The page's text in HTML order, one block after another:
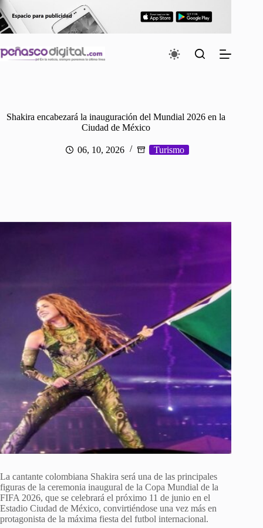
Saltar
al
contenido
Shakira encabezará la inauguración del Mundial 2026 en la
Ciudad de México
06, 10, 2026 Turismo
La cantante colombiana Shakira será una de las principales
figuras de la ceremonia inaugural de la Copa Mundial de la
FIFA 2026, que se celebrará el próximo 11 de junio en el
Estadio Ciudad de México, convirtiéndose una vez más en
protagonista de la máxima fiesta del futbol internacional.